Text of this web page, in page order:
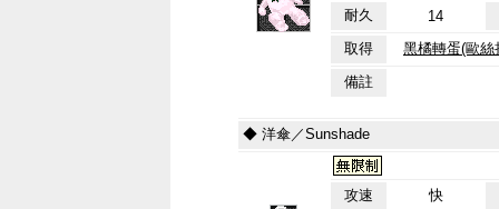
耐久
14
取得
黑橘轉蛋(歐絲
備註
◆ 洋傘／Sunshade
攻速
快